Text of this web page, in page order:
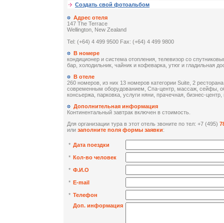
Создать свой фотоальбом
Адрес отеля
147 The Terrace
Wellington, New Zealand
Tel: (+64) 4 499 9500 Fax: (+64) 4 499 9800
В номере
кондиционер и система отопления, телевизор со
бар, холодильник, чайник и кофеварка, утюг и гладильная
В отеле
260 номеров, из них 13 номеров категории Suite, 2
современным оборудованием, Спа-центр, массаж, сейфы,
консьержа, парковка, услуги няни, прачечная, бизнес-
Дополнительная информация
Континентальный завтрак включен в стоимость.
Для организации тура в этот отель звоните по тел: +7 (495)
или заполните поля формы заявки:
* Дата поездки
* Кол-во человек
* Ф.И.О
* E-mail
* Телефон
Доп. информация